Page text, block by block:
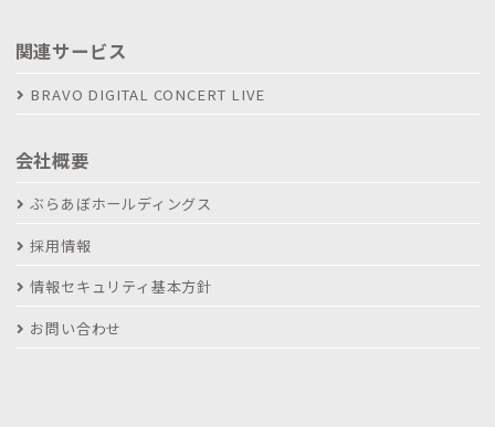
関連サービス
BRAVO DIGITAL CONCERT LIVE
会社概要
ぶらあぼホールディングス
採用情報
情報セキュリティ基本方針
お問い合わせ